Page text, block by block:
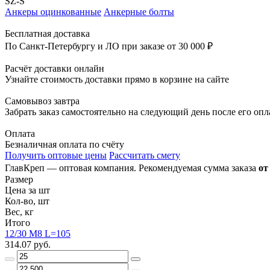
Анкеры оцинкованные Анкерные болты
Бесплатная доставка
По Санкт-Петербургу и ЛО при заказе от 30 000 ₽
Расчёт доставки онлайн
Узнайте стоимость доставки прямо в корзине на сайте
Самовывоз завтра
Забрать заказ самостоятельно на следующий день после его
Оплата
Безналичная оплата по счёту
Получить оптовые цены Рассчитать смету
ГлавКреп — оптовая компания. Рекомендуемая сумма заказа
Размер
Цена за шт
Кол-во, шт
Вес, кг
Итого
12/30 M8 L=105
314.07 руб.